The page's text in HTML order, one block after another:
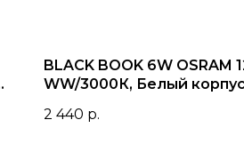
BLACK BOOK 6W OSRAM
WW/3000К, Белый корпус
2 440 р.